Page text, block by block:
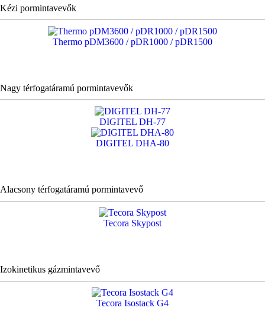
Kézi pormintavevők
Thermo pDM3600 / pDR1000 / pDR1500
Nagy térfogatáramú pormintavevők
DIGITEL DH-77
DIGITEL DHA-80
Alacsony térfogatáramú pormintavevő
Tecora Skypost
Izokinetikus gázmintavevő
Tecora Isostack G4